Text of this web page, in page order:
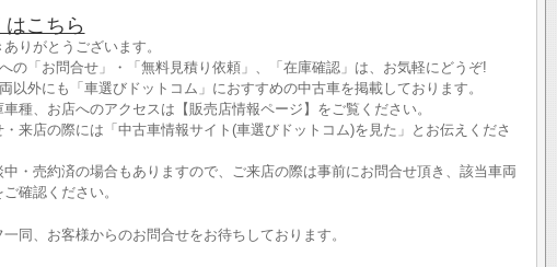
はこちら
りがとうございます。
の「お問合せ」・「無料見積り依頼」、「在庫確認」は、お気軽にどうぞ!
以外にも「車選びドットコム」におすすめの中古車を掲載しております。
種、お店へのアクセスは【販売店情報ページ】をご覧ください。
・来店の際には「中古車情報サイト(車選びドットコム)を見た」とお伝えくださ
中・売約済の場合もありますので、ご来店の際は事前にお問合せ頂き、該当車両
確認ください。
一同、お客様からのお問合せをお待ちしております。